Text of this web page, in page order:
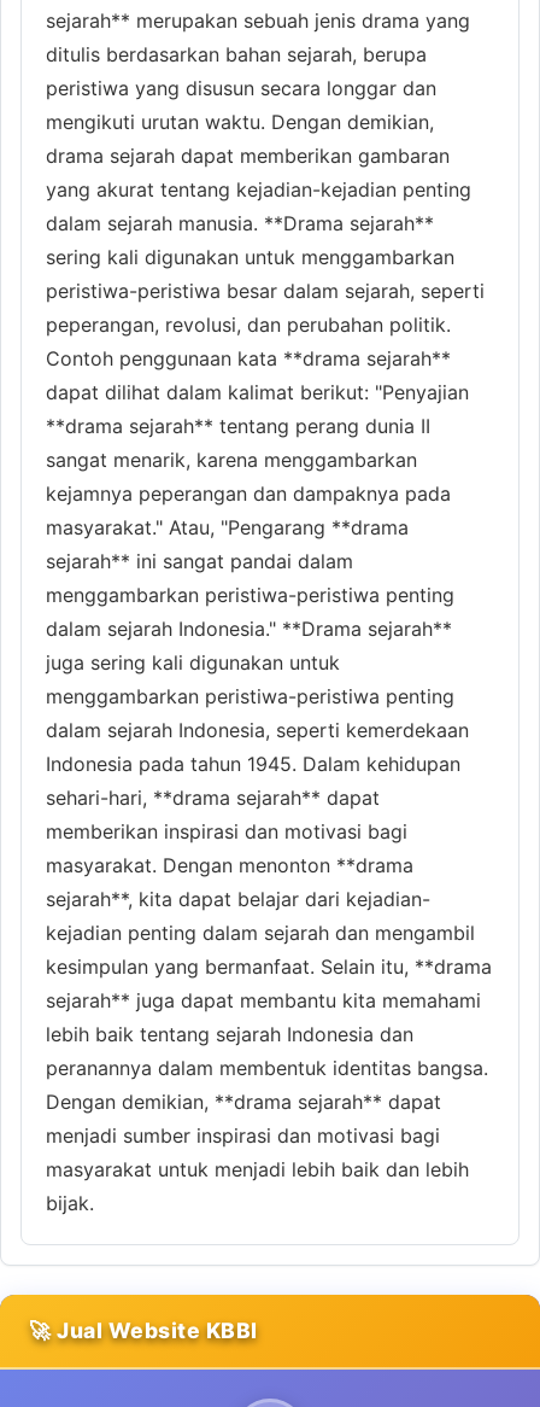
sejarah** merupakan sebuah jenis drama yang
ditulis berdasarkan bahan sejarah, berupa
peristiwa yang disusun secara longgar dan
mengikuti urutan waktu. Dengan demikian,
drama sejarah dapat memberikan gambaran
yang akurat tentang kejadian-kejadian penting
dalam sejarah manusia. **Drama sejarah**
sering kali digunakan untuk menggambarkan
peristiwa-peristiwa besar dalam sejarah, seperti
peperangan, revolusi, dan perubahan politik.
Contoh penggunaan kata **drama sejarah**
dapat dilihat dalam kalimat berikut: "Penyajian
**drama sejarah** tentang perang dunia II
sangat menarik, karena menggambarkan
kejamnya peperangan dan dampaknya pada
masyarakat." Atau, "Pengarang **drama
sejarah** ini sangat pandai dalam
menggambarkan peristiwa-peristiwa penting
dalam sejarah Indonesia." **Drama sejarah**
juga sering kali digunakan untuk
menggambarkan peristiwa-peristiwa penting
dalam sejarah Indonesia, seperti kemerdekaan
Indonesia pada tahun 1945. Dalam kehidupan
sehari-hari, **drama sejarah** dapat
memberikan inspirasi dan motivasi bagi
masyarakat. Dengan menonton **drama
sejarah**, kita dapat belajar dari kejadian-
kejadian penting dalam sejarah dan mengambil
kesimpulan yang bermanfaat. Selain itu, **drama
sejarah** juga dapat membantu kita memahami
lebih baik tentang sejarah Indonesia dan
peranannya dalam membentuk identitas bangsa.
Dengan demikian, **drama sejarah** dapat
menjadi sumber inspirasi dan motivasi bagi
masyarakat untuk menjadi lebih baik dan lebih
bijak.
🚀 Jual Website KBBI